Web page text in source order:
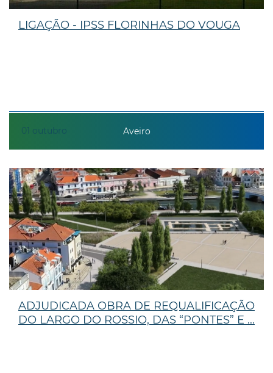
01 outubro
LIGAÇÃO - IPSS FLORINHAS DO VOUGA
Aveiro
ADJUDICADA OBRA DE REQUALIFICAÇÃO
DO LARGO DO ROSSIO, DAS “PONTES” E ...